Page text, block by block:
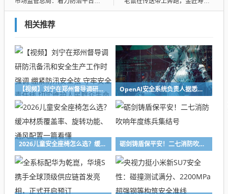
相关推荐
【视频】刘宁在郑州督导调研防汛备汛和安全生产工作时强调 绷紧防汛安全弦 守牢安全责任线 切实维护人民群众生命财产安全 OpenAI安全系统负责人据悉将离职
2026儿童安全座椅怎么选？缓冲材质覆盖率、旋转功能、通风配置一篇看懂 砺剑铸盾保平安！二七消防吹响年度练兵集结号